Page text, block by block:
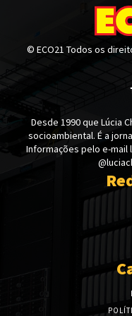
© ECO21 Todos os
Desde 1990 que Lúcia
socioambiental. É a
Informações pelo e-mail